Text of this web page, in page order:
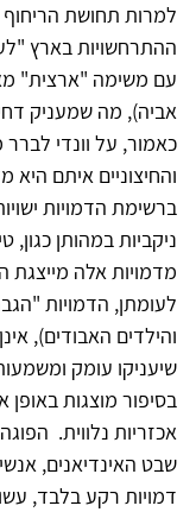
למרות תחושת
ההתרחשויות בארץ
עם משימה "ארצית"
אביה), מה שמעניק
כאמור, על וונדי
והחיצוניים איתם
ברשימת הדמויות
ניקביות במהותן
מדמויות אלה מייצגת
לעומתן, הדמויות
והילדים האבודים),
שיעניקו עומק
בסיפור מוצגות
אכזריות נלווית.
שבט האינדיאנים,
דמויות רקע בלבד,